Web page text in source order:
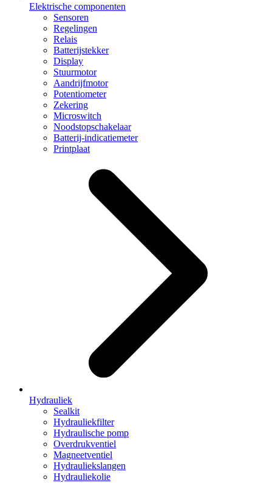
Elektrische componenten
Sensoren
Regelingen
Relais
Batterijstekker
Display
Stuurmotor
Aandrijfmotor
Potentiometer
Zekering
Microswitch
Noodstopschakelaar
Batterij-indicatiemeter
Printplaat
Hydrauliek
Sealkit
Hydrauliekfilter
Hydraulische pomp
Overdrukventiel
Magneetventiel
Hydrauliekslangen
Hydrauliekolie